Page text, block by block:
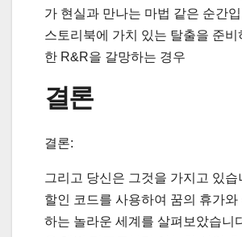
가 현실과 만나는 마법 같은 순간
스토리북에 가치 있는 탈출을 준비
한 R&R을 갈망하는 경우
결론
결론:
그리고 당신은 그것을 가지고 있습
할인 코드를 사용하여 꿈의 휴가와
하는 놀라운 세계를 살펴보았습니